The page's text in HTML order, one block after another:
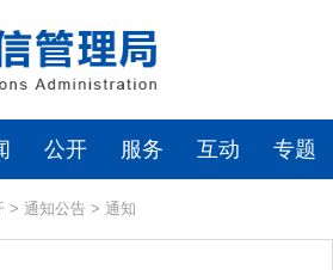
公开 服务 互动 专题
> 通知公告 > 通知